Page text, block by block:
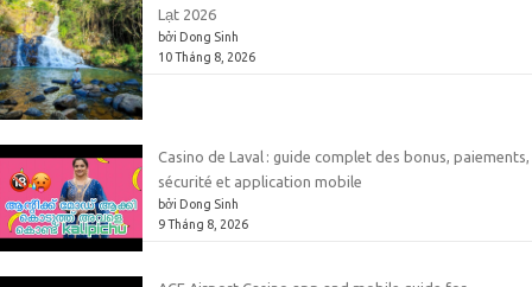
Lạt 2026
bởi Dong Sinh
10 Tháng 8, 2026
Casino de Laval : guide complet des bonus, paiements,
sécurité et application mobile
bởi Dong Sinh
9 Tháng 8, 2026